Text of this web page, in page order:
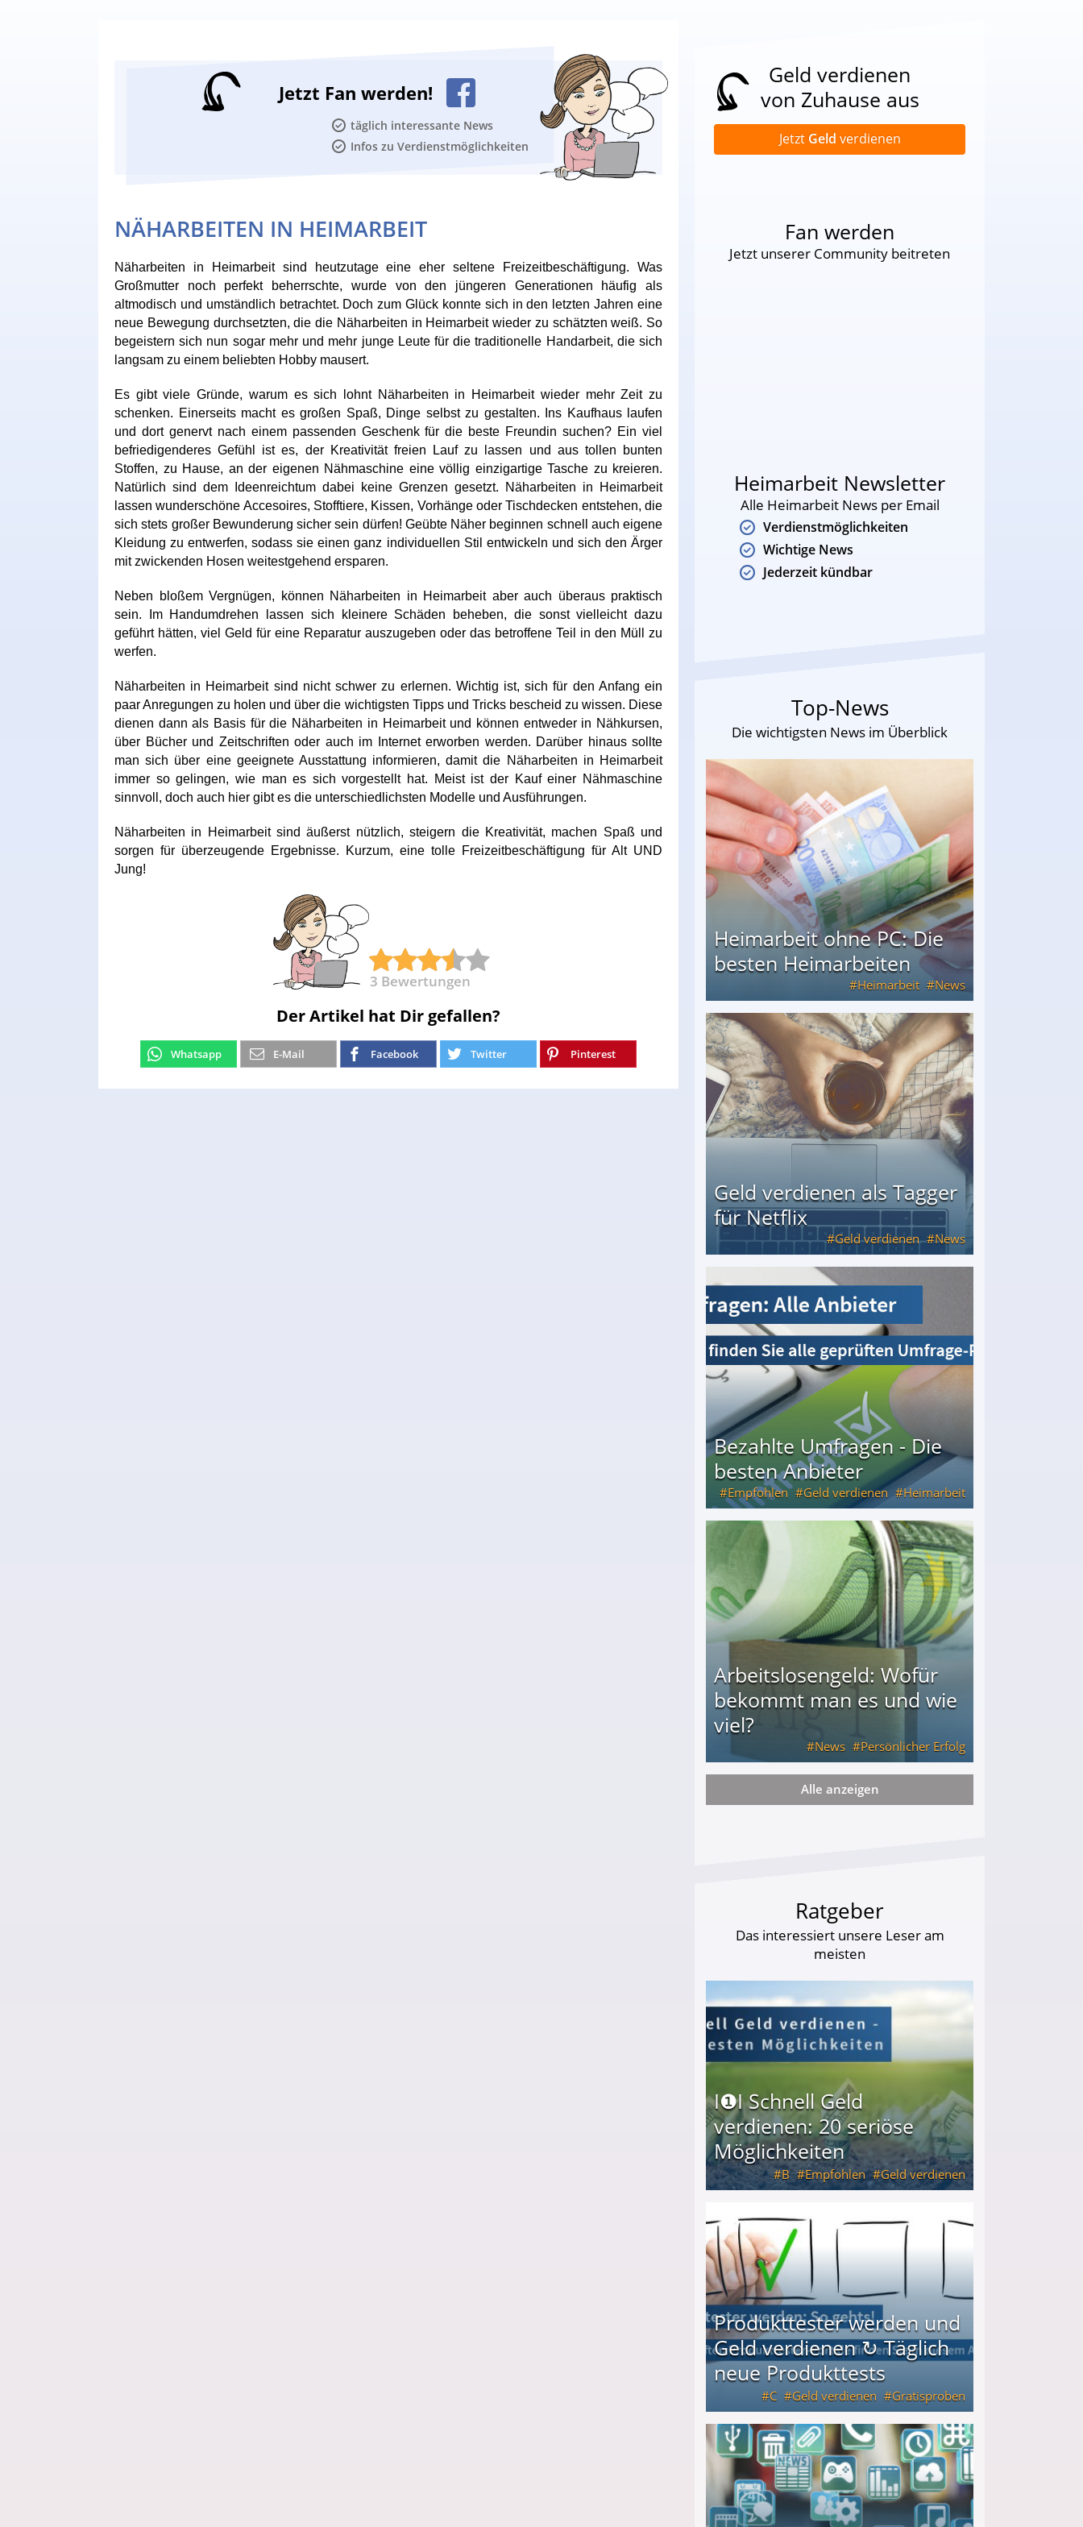
Jetzt Fan werden!
täglich interessante News
Infos zu Verdienstmöglichkeiten
NÄHARBEITEN IN HEIMARBEIT
Näharbeiten in Heimarbeit sind heutzutage eine eher seltene Freizeitbeschäftigung. Was
Großmutter noch perfekt beherrschte, wurde von den jüngeren Generationen häufig als
altmodisch und umständlich betrachtet. Doch zum Glück konnte sich in den letzten Jahren eine
neue Bewegung durchsetzten, die die Näharbeiten in Heimarbeit wieder zu schätzten weiß. So
begeistern sich nun sogar mehr und mehr junge Leute für die traditionelle Handarbeit, die sich
langsam zu einem beliebten Hobby mausert.
Es gibt viele Gründe, warum es sich lohnt Näharbeiten in Heimarbeit wieder mehr Zeit zu
schenken. Einerseits macht es großen Spaß, Dinge selbst zu gestalten. Ins Kaufhaus laufen
und dort genervt nach einem passenden Geschenk für die beste Freundin suchen? Ein viel
befriedigenderes Gefühl ist es, der Kreativität freien Lauf zu lassen und aus tollen bunten
Stoffen, zu Hause, an der eigenen Nähmaschine eine völlig einzigartige Tasche zu kreieren.
Natürlich sind dem Ideenreichtum dabei keine Grenzen gesetzt. Näharbeiten in Heimarbeit
lassen wunderschöne Accesoires, Stofftiere, Kissen, Vorhänge oder Tischdecken entstehen, die
sich stets großer Bewunderung sicher sein dürfen! Geübte Näher beginnen schnell auch eigene
Kleidung zu entwerfen, sodass sie einen ganz individuellen Stil entwickeln und sich den Ärger
mit zwickenden Hosen weitestgehend ersparen.
Neben bloßem Vergnügen, können Näharbeiten in Heimarbeit aber auch überaus praktisch
sein. Im Handumdrehen lassen sich kleinere Schäden beheben, die sonst vielleicht dazu
geführt hätten, viel Geld für eine Reparatur auszugeben oder das betroffene Teil in den Müll zu
werfen.
Näharbeiten in Heimarbeit sind nicht schwer zu erlernen. Wichtig ist, sich für den Anfang ein
paar Anregungen zu holen und über die wichtigsten Tipps und Tricks bescheid zu wissen. Diese
dienen dann als Basis für die Näharbeiten in Heimarbeit und können entweder in Nähkursen,
über Bücher und Zeitschriften oder auch im Internet erworben werden. Darüber hinaus sollte
man sich über eine geeignete Ausstattung informieren, damit die Näharbeiten in Heimarbeit
immer so gelingen, wie man es sich vorgestellt hat. Meist ist der Kauf einer Nähmaschine
sinnvoll, doch auch hier gibt es die unterschiedlichsten Modelle und Ausführungen.
Näharbeiten in Heimarbeit sind äußerst nützlich, steigern die Kreativität, machen Spaß und
sorgen für überzeugende Ergebnisse. Kurzum, eine tolle Freizeitbeschäftigung für Alt UND
Jung!
3 Bewertungen
Der Artikel hat Dir gefallen?
Whatsapp E-Mail Facebook Twitter Pinterest
Geld verdienen
von Zuhause aus
Jetzt Geld verdienen
Fan werden
Jetzt unserer Community beitreten
Heimarbeit Newsletter
Alle Heimarbeit News per Email
Verdienstmöglichkeiten
Wichtige News
Jederzeit kündbar
Top-News
Die wichtigsten News im Überblick
Heimarbeit ohne PC: Die
besten Heimarbeiten
Heimarbeit News
Heimarbeit ohne PC: Die besten Heimarbeiten
Geld verdienen als Tagger
für Netflix
Geld verdienen News
Bezahlte Umfragen - Die
besten Anbieter
Empfohlen Geld verdienen Heimarbeit
Arbeitslosengeld: Wofür
bekommt man es und wie
viel?
News Persönlicher Erfolg
Arbeitslosengeld: Wofür bekommt man es und wie viel?
Alle anzeigen
Ratgeber
Das interessiert unsere Leser am
meisten
I❶I Schnell Geld
verdienen: 20 seriöse
Möglichkeiten
B Empfohlen Geld verdienen
Produkttester werden und
Geld verdienen ↻ Täglich
neue Produkttests
C Geld verdienen Gratisproben
Produkttester werden und Geld verdienen ↻ Täglich neue Produkttests